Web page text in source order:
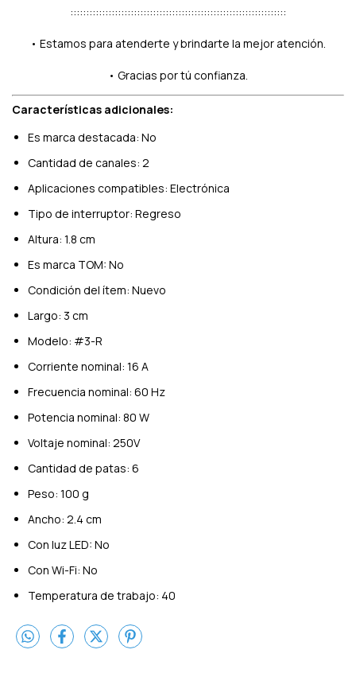
::::::::::::::::::::::::::::::::::::::::::::::::::::::::::::::::::::
• Estamos para atenderte y brindarte la mejor atención.
• Gracias por tú confianza.
Características adicionales:
Es marca destacada: No
Cantidad de canales: 2
Aplicaciones compatibles: Electrónica
Tipo de interruptor: Regreso
Altura: 1.8 cm
Es marca TOM: No
Condición del ítem: Nuevo
Largo: 3 cm
Modelo: #3-R
Corriente nominal: 16 A
Frecuencia nominal: 60 Hz
Potencia nominal: 80 W
Voltaje nominal: 250V
Cantidad de patas: 6
Peso: 100 g
Ancho: 2.4 cm
Con luz LED: No
Con Wi-Fi: No
Temperatura de trabajo: 40